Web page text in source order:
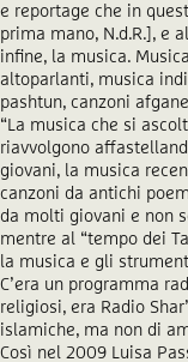
e reportage che in
prima mano, N.d.R.], e
infine, la musica.
altoparlanti, musica
pashtun, canzoni
“La musica che si
riavvolgono
giovani, la musica
canzoni da antichi
da molti giovani e non
mentre al “tempo dei
la musica e gli
C’era un programma
religiosi, era Radio
islamiche, ma non di
Così nel 2009 Luisa